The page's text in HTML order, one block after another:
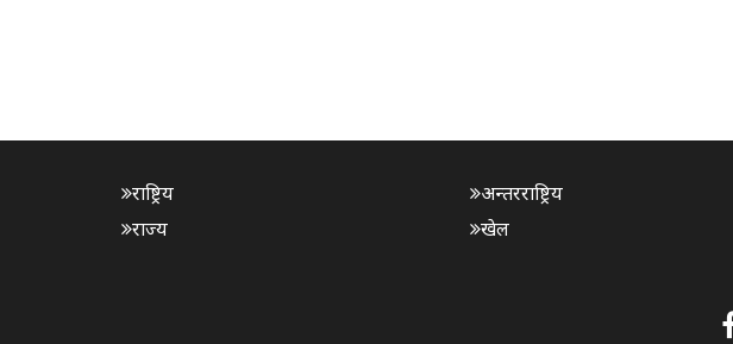
राष्ट्रिय
राज्य
अन्तरराष्ट्रिय
खेल